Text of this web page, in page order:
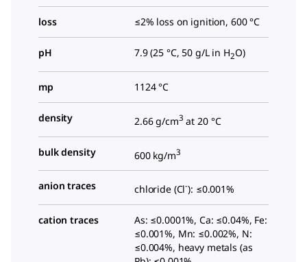
loss ≤2% loss on ignition, 600 °C
pH 7.9 (25 °C, 50 g/L in H2O)
mp 1124 °C
density 2.66 g/cm3 at 20 °C
bulk density 600 kg/m3
anion traces chloride (Cl-): ≤0.001%
cation traces
As: ≤0.0001%, Ca: ≤0.04%, Fe:
≤0.001%, Mn: ≤0.002%, N:
≤0.004%, heavy metals (as